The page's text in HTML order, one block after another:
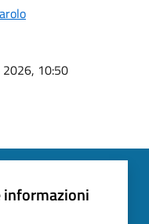
2026, 10:50
informazioni